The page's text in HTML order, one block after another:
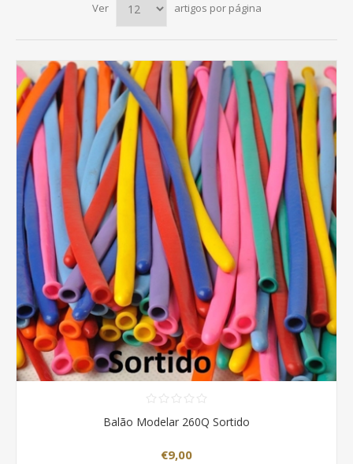
Ver artigos por página
Balão Modelar 260Q Sortido
€9,00